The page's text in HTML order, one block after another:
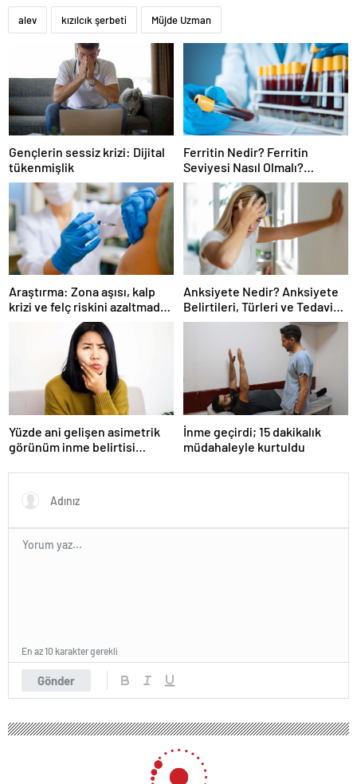
alev kızılcık şerbeti Müjde Uzman
Gençlerin sessiz krizi: Dijital
tükenmişlik
Ferritin Nedir? Ferritin
Seviyesi Nasıl Olmalı?
Yüksekliği ve Düşüklüğü
Sağlığınızı Nasıl Etkiler?
Araştırma: Zona aşısı, kalp
krizi ve felç riskini azaltmada
Anksiyete Nedir? Anksiyete
Belirtileri, Türleri ve Tedavi
Yöntemleri Nelerdir?
Yüzde ani gelişen asimetrik
görünüm inme belirtisi
İnme geçirdi; 15 dakikalık
müdahaleyle kurtuldu
Gönder
En az 10 karakter gerekli